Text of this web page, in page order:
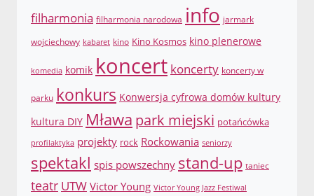
filharmonia filharmonia narodowa info jarmark
wojciechowy kabaret kino Kino Kosmos kino plenerowe
komedia komik koncert koncerty koncerty w
parku konkurs Konwersja cyfrowa domów kultury
kultura DIY Mława park miejski potańcówka
profilaktyka projekty rock Rockowania seniorzy
spektakl spis powszechny stand-up taniec
teatr UTW Victor Young Victor Young Jazz Festiwal